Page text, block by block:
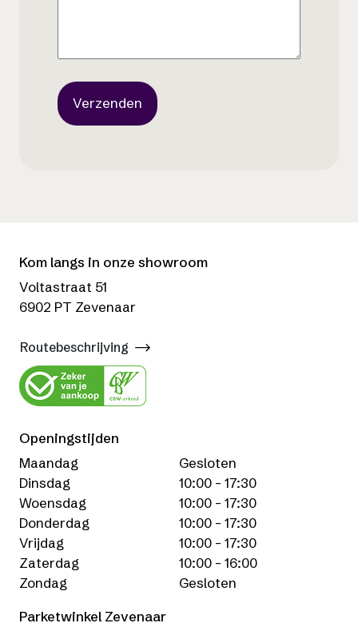
Kom langs in onze showroom
Voltastraat 51
6902 PT Zevenaar
Routebeschrijving
Openingstijden
Maandag
Gesloten
Dinsdag
10:00 - 17:30
Woensdag
10:00 - 17:30
Donderdag
10:00 - 17:30
Vrijdag
10:00 - 17:30
Zaterdag
10:00 - 16:00
Zondag
Gesloten
Parketwinkel Zevenaar